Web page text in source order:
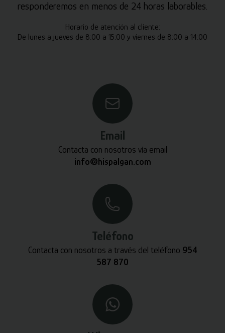
responderemos en menos de 24 horas laborables.
Horario de atención al cliente:
De lunes a jueves de 8:00 a 15:00 y viernes de 8:00 a 14:00
Email
Contacta con nosotros vía email
info@hispalgan.com
Teléfono
Contacta con nosotros a través del teléfono 954
587 870